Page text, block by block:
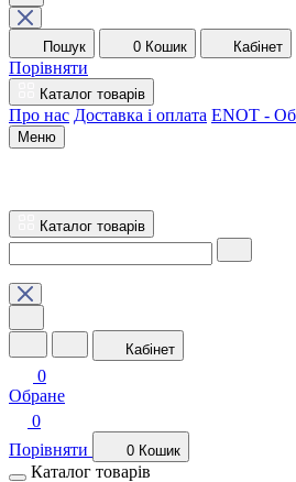
Пошук 0 Кошик Кабінет
Порівняти
Каталог товарів
Про нас Доставка і оплата ENOT -
Меню
Каталог товарів
Кабінет
0
Обране
0
Порівняти
0 Кошик
Каталог товарів